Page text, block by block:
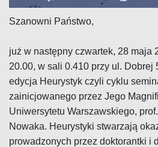
Szanowni Państwo,
już w następny czwartek, 28 maja
20.00, w sali 0.410 przy ul. Dobrej
edycja Heurystyk czyli cyklu
zainicjowanego przez Jego
Uniwersytetu Warszawskiego,
Nowaka. Heurystyki stwarzają
prowadzonych przez doktorantki i